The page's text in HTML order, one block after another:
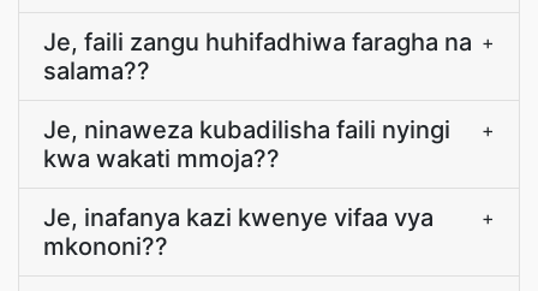
Je, faili zangu huhifadhiwa faragha na
salama??
+
Je, ninaweza kubadilisha faili nyingi
kwa wakati mmoja??
+
Je, inafanya kazi kwenye vifaa vya
mkononi??
+